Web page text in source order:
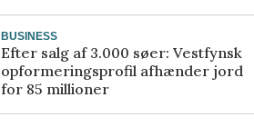
BUSINESS
Efter salg af 3.000 søer: Vestfynsk
opformeringsprofil afhænder jord
for 85 millioner